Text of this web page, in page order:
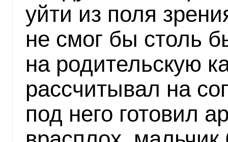
уйти из поля
не смог бы столь
на родительскую
рассчитывал на
под него готовил